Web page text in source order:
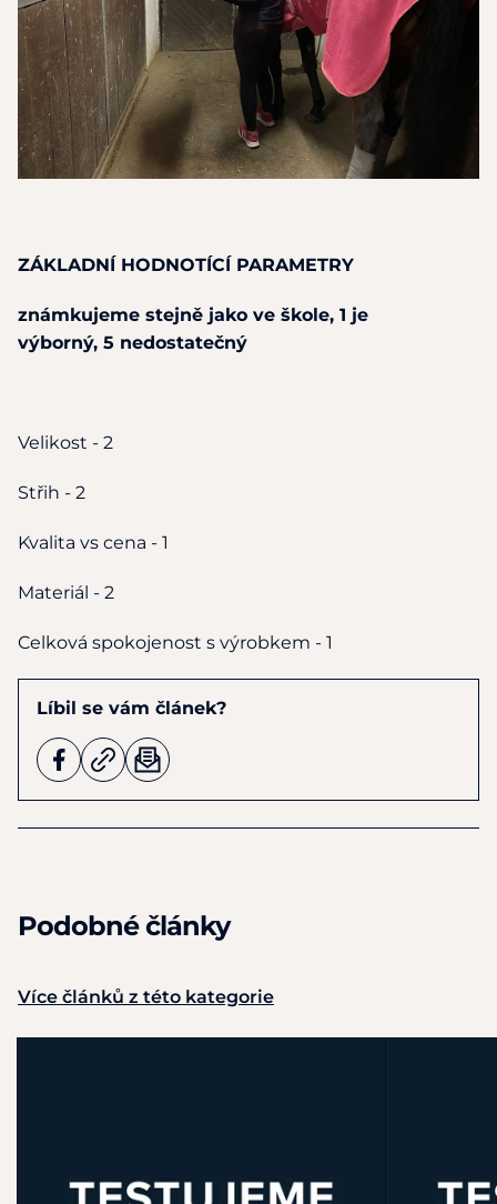
ZÁKLADNÍ HODNOTÍCÍ PARAMETRY
známkujeme stejně jako ve škole, 1 je
výborný, 5 nedostatečný
Velikost - 2
Střih - 2
Kvalita vs cena - 1
Materiál - 2
Celková spokojenost s výrobkem - 1
Líbil se vám článek?
Podobné články
Více článků z této kategorie